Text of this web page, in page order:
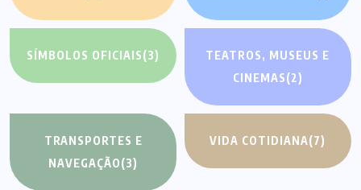
SÍMBOLOS OFICIAIS(3)
TEATROS, MUSEUS E
CINEMAS(2)
TRANSPORTES E
NAVEGAÇÃO(3)
VIDA COTIDIANA(7)